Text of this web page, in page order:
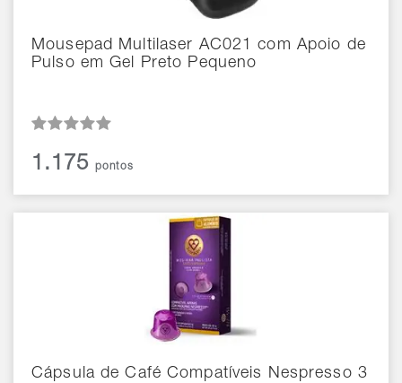
Mousepad Multilaser AC021 com Apoio de
Pulso em Gel Preto Pequeno
1.175pontos
Cápsula de Café Compatíveis Nespresso 3